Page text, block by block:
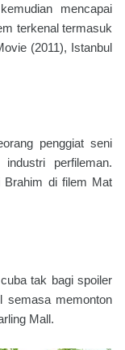
mencapai
terkenal termasuk
(2011), Istanbul
penggiat seni
perfileman.
Brahim di filem Mat
tak bagi spoiler
semasa memonton
Mall.